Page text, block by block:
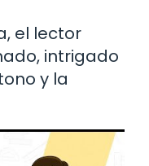
el lector
intrigado
y la